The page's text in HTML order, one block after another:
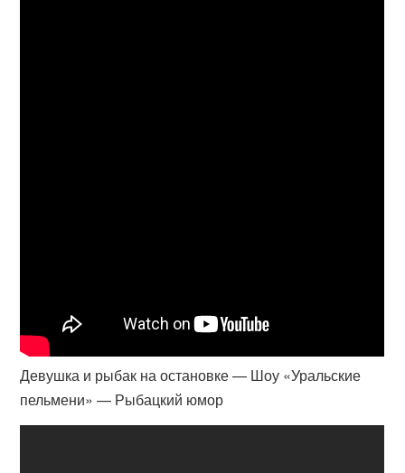
Девушка и рыбак на остановке — Шоу «Уральские
пельмени» — Рыбацкий юмор